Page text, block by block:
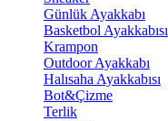
Günlük Ayakkabı
Basketbol Ayakkabısı
Krampon
Outdoor Ayakkabı
Halısaha Ayakkabısı
Bot&Çizme
Terlik